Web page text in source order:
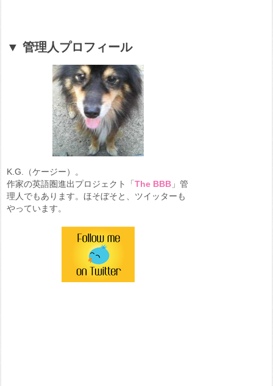
▼ 管理人プロフィール
K.G.（ケージー）。
作家の英語圏進出プロジェクト「The BBB 」管
理人でもあります。ほそぼそと、ツイッターも
やっています。